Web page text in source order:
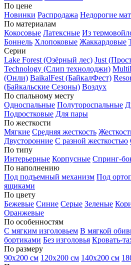
По цене
Новинки Распродажа Недорогие
По материалам
Кокосовые Латексные Из
Боннель Хлопоковые Жаккардовые
Серии
Lake Forest (Озёрный лес) Just
Technology (Слип технолоджи)
(Онли) BaikalFest (БайкалФест)
(Байкальские Сезоны) Воздух
По спальному месту
Односпальные Полутороспальные
Подростковые Для пары
По жесткости
Мягкие Средняя жесткость
Двусторонние С разной жесткостью
По типу
Интерьерные Корпусные Спринг-
По наполнению
Под подъемный механизм Под
ящиками
По цвету
Бежевые Синие Серые Зеленые
Оранжевые
По особенностям
С мягким изголовьем В мягкой
бортиками Без изголовья Кровать-
По размеру
90х200 см 120х200 см 140х200 см